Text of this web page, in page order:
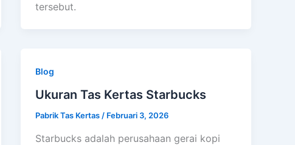
tersebut.
Blog
Ukuran Tas Kertas Starbucks
Pabrik Tas Kertas / Februari 3, 2026
Starbucks adalah perusahaan gerai kopi